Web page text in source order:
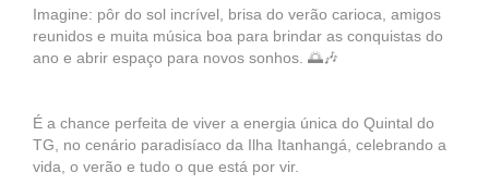
Imagine: pôr do sol incrível, brisa do verão carioca, amigos
reunidos e muita música boa para brindar as conquistas do
ano e abrir espaço para novos sonhos. 🌅🎶
É a chance perfeita de viver a energia única do Quintal do
TG, no cenário paradisíaco da Ilha Itanhangá, celebrando a
vida, o verão e tudo o que está por vir.